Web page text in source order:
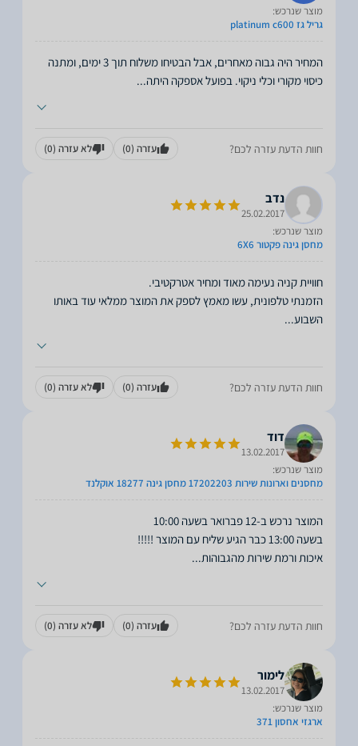
מוצר שנרכש:
גריל גז platinum c600
המחיר היה גבוה מאחרים, אבל הבטיחו משלוח תוך 3 ימים, ומתנה
כיסוי מקורי וכלי ניקוי. בפועל אספקה היתה...
חוות הדעת עזרה לכם? עזרה (0) לא עזרה (0)
נדב
25.02.2017
מוצר שנרכש:
מחסן גינה פקטור 6X6
הזמנתי טלפונית, עשו מאמץ לספק את המוצר ממלאי עוד באותו
השבוע...
חוות הדעת עזרה לכם? עזרה (0) לא עזרה (0)
דוד
13.02.2017
מוצר שנרכש:
מחסנים וארונות שירות 17202203 מחסן גינה 18277 אוקלנד
איכות ורמת שירות מהגבוהות...
חוות הדעת עזרה לכם? עזרה (0) לא עזרה (0)
לימור
13.02.2017
מוצר שנרכש:
ארגזי אחסון 371